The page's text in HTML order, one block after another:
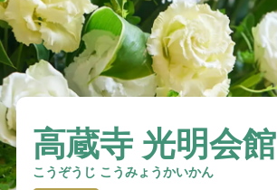
高蔵寺 光明会館
こうぞうじ こうみょうかいかん